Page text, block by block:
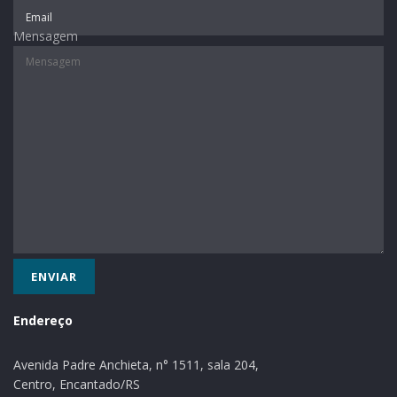
Tags:
Mensagem
Endereço
Avenida Padre Anchieta, n° 1511, sala 204,
Centro, Encantado/RS